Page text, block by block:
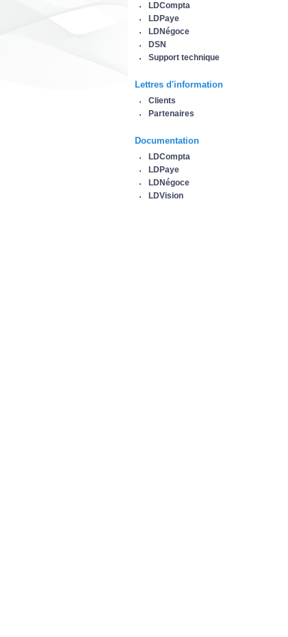
LDCompta
LDPaye
LDNégoce
DSN
Support technique
Lettres d'information
Clients
Partenaires
Documentation
LDCompta
LDPaye
LDNégoce
LDVision